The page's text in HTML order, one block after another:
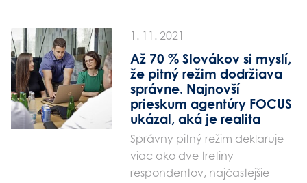
1. 11. 2021
Až 70 % Slovákov si myslí,
že pitný režim dodržiava
správne. Najnovší
prieskum agentúry FOCUS
ukázal, aká je realita
Správny pitný režim deklaruje
viac ako dve tretiny
respondentov, najčastejšie